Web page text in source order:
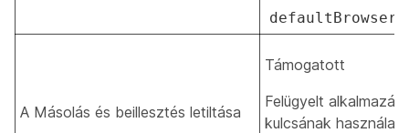
A Másolás és beillesztés letiltása
Támogatott
Felügyelt
kulcsának használata